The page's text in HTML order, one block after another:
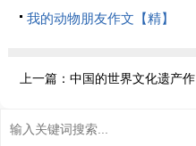
我的动物朋友作文【精】
上一篇： 中国的世界文化遗产作